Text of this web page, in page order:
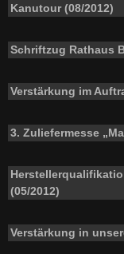
Kanutour (08/2012)
Schriftzug Rathaus
Verstärkung im
3. Zuliefermesse
(05/2012)
Verstärkung in